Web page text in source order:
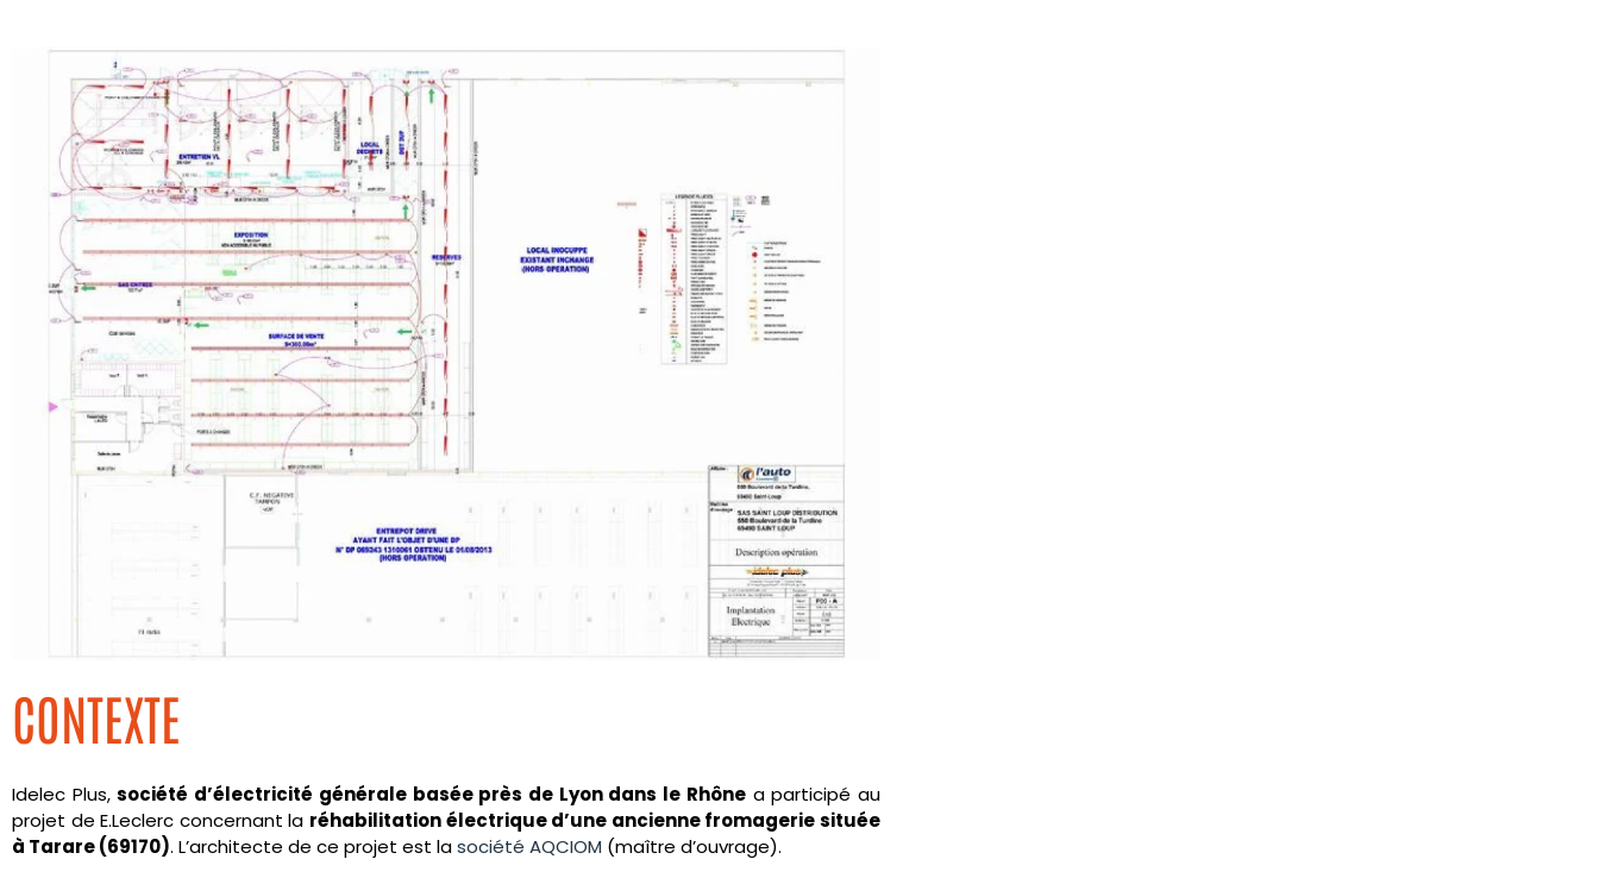
CONTEXTE
Idelec Plus,société d’électricité générale basée près de Lyon dans le Rhônea participé au
projet de E.Leclerc concernant la réhabilitation électrique d’une ancienne fromagerie située
à Tarare (69170). L’architecte de ce projet est lasociété AQCIOM (maître d’ouvrage).